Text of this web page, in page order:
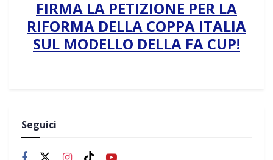
FIRMA LA PETIZIONE PER LA
RIFORMA DELLA COPPA ITALIA
SUL MODELLO DELLA FA CUP!
Seguici